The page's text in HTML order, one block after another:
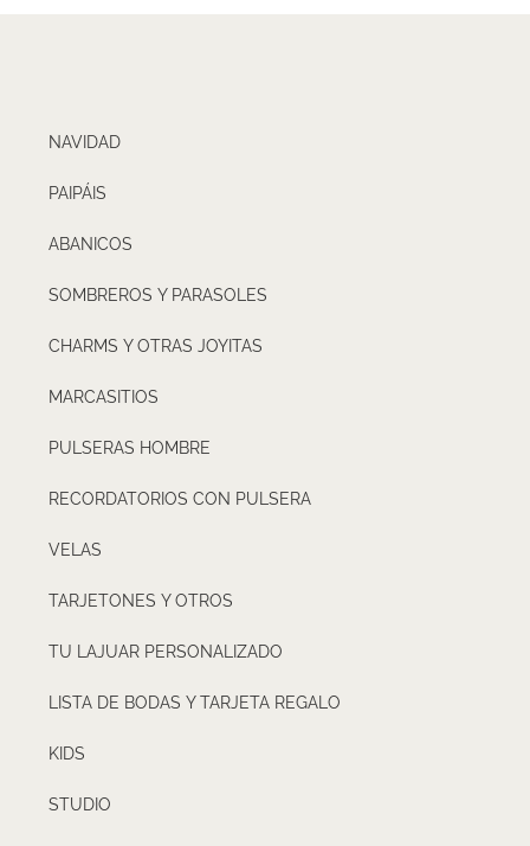
NAVIDAD
PAIPÁIS
ABANICOS
SOMBREROS Y PARASOLES
CHARMS Y OTRAS JOYITAS
MARCASITIOS
PULSERAS HOMBRE
RECORDATORIOS CON PULSERA
VELAS
TARJETONES Y OTROS
TU LAJUAR PERSONALIZADO
LISTA DE BODAS Y TARJETA REGALO
KIDS
STUDIO